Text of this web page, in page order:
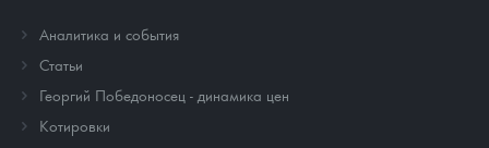
Аналитика и события
Cтатьи
Георгий Победоносец - динамика цен
Котировки